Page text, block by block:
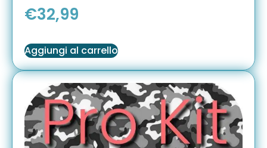
€32,99
Aggiungi al carrello